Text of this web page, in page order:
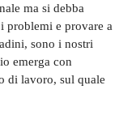
ma si debba
problemi e provare a
sono i nostri
emerga con
di lavoro, sul quale